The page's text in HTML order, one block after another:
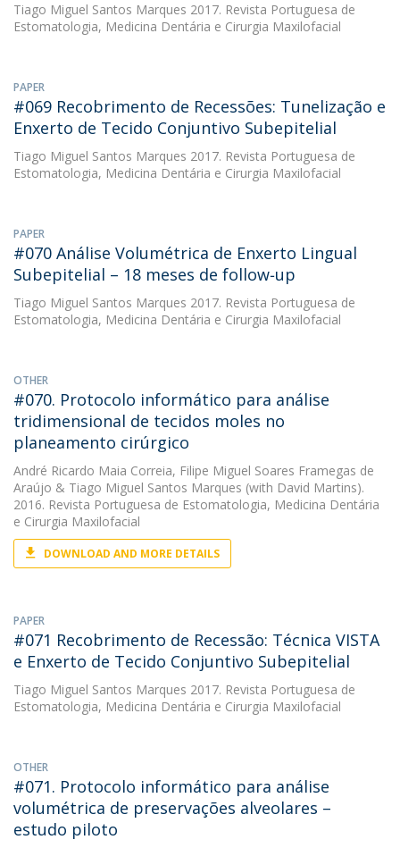
Tiago Miguel Santos Marques 2017. Revista Portuguesa de
Estomatologia, Medicina Dentária e Cirurgia Maxilofacial
PAPER
#069 Recobrimento de Recessões: Tunelização e
Enxerto de Tecido Conjuntivo Subepitelial
Tiago Miguel Santos Marques 2017. Revista Portuguesa de
Estomatologia, Medicina Dentária e Cirurgia Maxilofacial
PAPER
#070 Análise Volumétrica de Enxerto Lingual
Subepitelial – 18 meses de follow‑up
Tiago Miguel Santos Marques 2017. Revista Portuguesa de
Estomatologia, Medicina Dentária e Cirurgia Maxilofacial
OTHER
#070. Protocolo informático para análise
tridimensional de tecidos moles no
planeamento cirúrgico
André Ricardo Maia Correia, Filipe Miguel Soares Framegas de
Araújo & Tiago Miguel Santos Marques (with David Martins).
2016. Revista Portuguesa de Estomatologia, Medicina Dentária
e Cirurgia Maxilofacial
DOWNLOAD AND MORE DETAILS
PAPER
#071 Recobrimento de Recessão: Técnica VISTA
e Enxerto de Tecido Conjuntivo Subepitelial
Tiago Miguel Santos Marques 2017. Revista Portuguesa de
Estomatologia, Medicina Dentária e Cirurgia Maxilofacial
OTHER
#071. Protocolo informático para análise
volumétrica de preservações alveolares –
estudo piloto